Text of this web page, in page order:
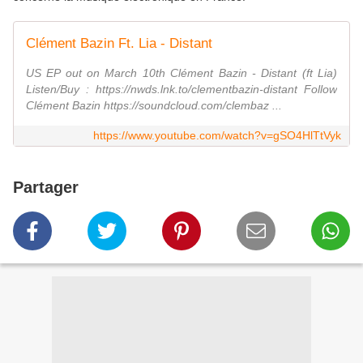
Clément Bazin Ft. Lia - Distant
US EP out on March 10th Clément Bazin - Distant (ft Lia)
Listen/Buy : https://nwds.lnk.to/clementbazin-distant Follow
Clément Bazin https://soundcloud.com/clembaz ...
https://www.youtube.com/watch?v=gSO4HlTtVyk
Partager